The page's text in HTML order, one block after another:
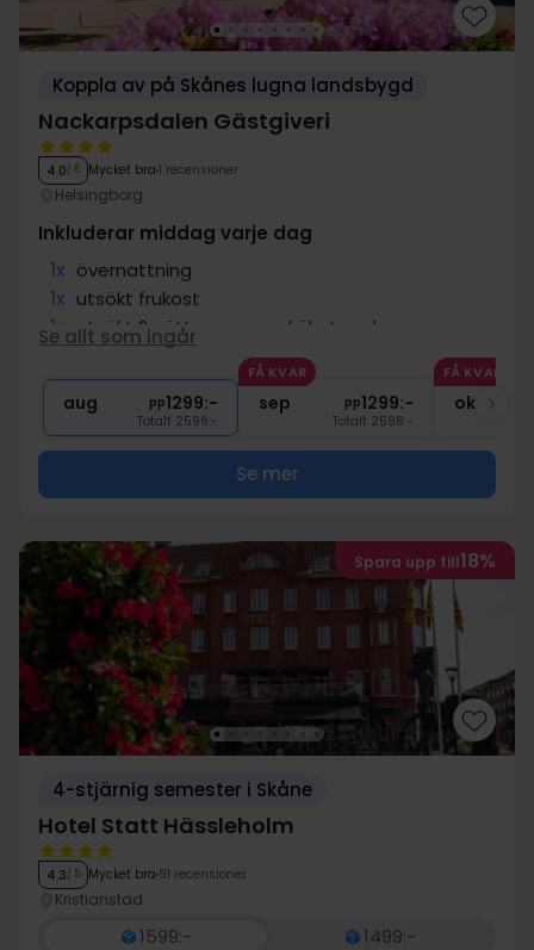
Koppla av på Skånes lugna landsbygd
Nackarpsdalen Gästgiveri
4.0/ 5 Mycket bra 1 recensioner
Helsingborg
Inkluderar middag varje dag
1x övernattning
1x utsökt frukost
1x utsökt 2-rättersmeny - kökets val
välkomstbubbel
1x kopp kaffe/te efter middagen
Se allt som ingår
aug pp1299:-
Totalt 2598:-
FÅ KVAR
sep pp1299:-
Totalt 2598:-
FÅ KVAR
okt
Se mer
Spara upp till18%
4-stjärnig semester i Skåne
Hotel Statt Hässleholm
4.3/ 5 Mycket bra 91 recensioner
Kristianstad
1599:-
1499:-